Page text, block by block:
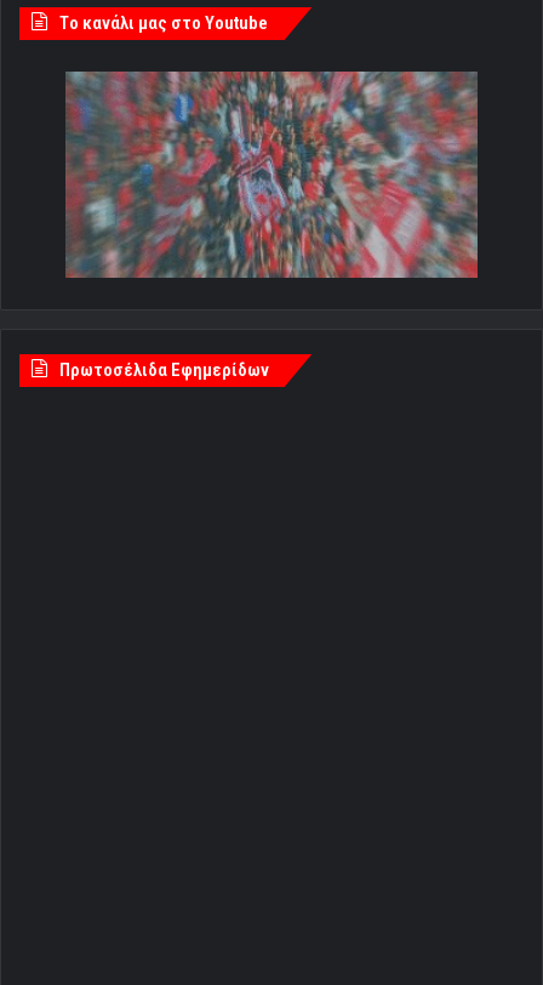
Tο κανάλι μας στο Youtube
Πρωτοσέλιδα Εφημερίδων